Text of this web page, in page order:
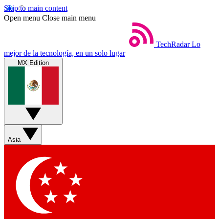
Skip to main content
Open menu Close main menu
TechRadar Lo
mejor de la tecnología, en un solo lugar
MX Edition
Asia